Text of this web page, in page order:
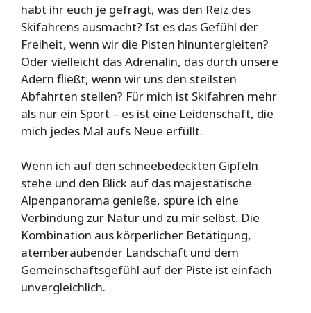
habt ihr euch je gefragt, was den Reiz des
Skifahrens ausmacht? Ist es das Gefühl der
Freiheit, wenn wir die Pisten hinuntergleiten?
Oder vielleicht das Adrenalin, das durch unsere
Adern fließt, wenn wir uns den steilsten
Abfahrten stellen? Für mich ist Skifahren mehr
als nur ein Sport – es ist eine Leidenschaft, die
mich jedes Mal aufs Neue erfüllt.
Wenn ich auf den schneebedeckten Gipfeln
stehe und den Blick auf das majestätische
Alpenpanorama genieße, spüre ich eine
Verbindung zur Natur und zu mir selbst. Die
Kombination aus körperlicher Betätigung,
atemberaubender Landschaft und dem
Gemeinschaftsgefühl auf der Piste ist einfach
unvergleichlich.